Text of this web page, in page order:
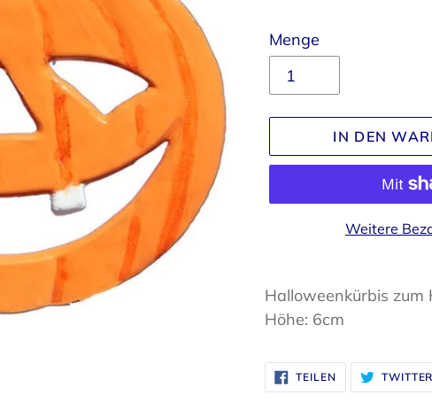
Menge
IN DEN
Weitere
wird
zum
hinzugefügt
Halloweenkürbis zum
Höhe: 6cm
TEILEN
FACEBOOK
TEILEN